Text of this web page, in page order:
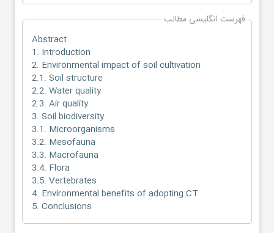
فهرست انگلیسی مطالب
Abstract
1. Introduction
2. Environmental impact of soil cultivation
2.1. Soil structure
2.2. Water quality
2.3. Air quality
3. Soil biodiversity
3.1. Microorganisms
3.2. Mesofauna
3.3. Macrofauna
3.4. Flora
3.5. Vertebrates
4. Environmental benefits of adopting CT
5. Conclusions